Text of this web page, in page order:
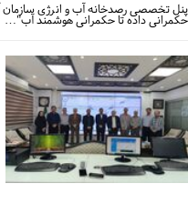
تخصصی رصدخانه آب و انرژی سازمان
داده تا حکمرانی هوشمند آب"…